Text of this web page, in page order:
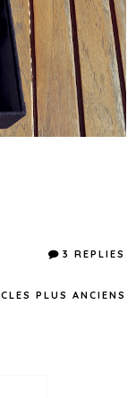
3 REPLIES
PLUS ANCIENS